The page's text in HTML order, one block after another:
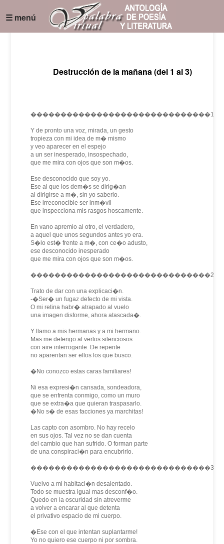
☰ menú
Destrucción de la mañana (del 1 al 3)
������������������������������1
Y de pronto una voz, mirada, un gesto
tropieza con mi idea de m� mismo
y veo aparecer en el espejo
a un ser inesperado, insospechado,
que me mira con ojos que son m�os.
Ese desconocido que soy yo.
Ese al que los dem�s se dirig�an
al dirigirse a m�, sin yo saberlo.
Ese irreconocible ser inm�vil
que inspecciona mis rasgos hoscamente.
En vano apremio al otro, el verdadero,
a aquel que unos segundos antes yo era.
S�lo est� frente a m�, con ce�o adusto,
ese desconocido inesperado
que me mira con ojos que son m�os.
������������������������������2
Trato de dar con una explicaci�n.
-�Ser� un fugaz defecto de mi vista.
O mi retina habr� atrapado al vuelo
una imagen disforme, ahora atascada�.
Y llamo a mis hermanas y a mi hermano.
Mas me detengo al verlos silenciosos
con aire interrogante. De repente
no aparentan ser ellos los que busco.
�No conozco estas caras familiares!
Ni esa expresi�n cansada, sondeadora,
que se enfrenta conmigo, como un muro
que se extra�a que quieran traspasarlo.
�No s� de esas facciones ya marchitas!
Las capto con asombro. No hay recelo
en sus ojos. Tal vez no se dan cuenta
del cambio que han sufrido. O forman parte
de una conspiraci�n para encubrirlo.
������������������������������3
Vuelvo a mi habitaci�n desalentado.
Todo se muestra igual mas desconf�o.
Quedo en la oscuridad sin atreverme
a volver a encarar al que detenta
el privativo espacio de mi cuerpo.
�Ese con el que intentan suplantarme!
Yo no quiero ese cuerpo ni por sombra.